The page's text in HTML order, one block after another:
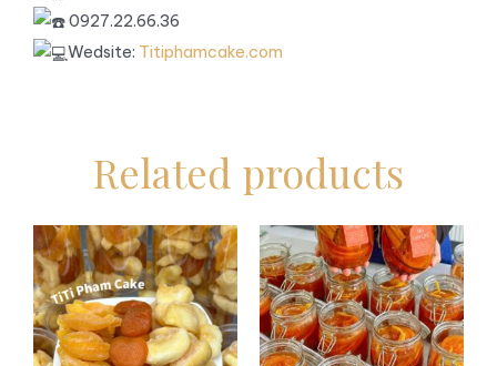
0927.22.66.36
Wedsite: Titiphamcake.com
Related products